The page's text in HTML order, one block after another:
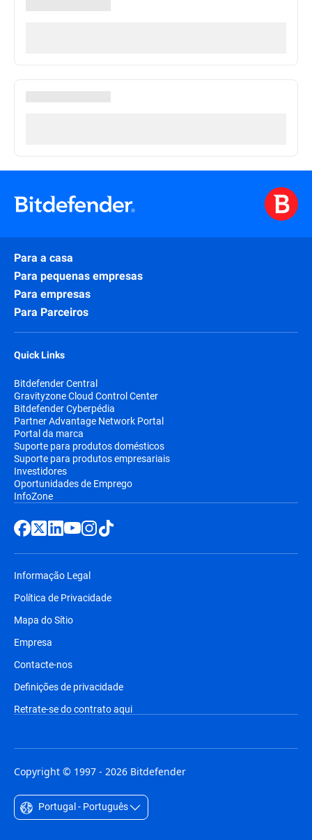
Para a casa
Para pequenas empresas
Para empresas
Para Parceiros
Quick Links
Bitdefender Central
Gravityzone Cloud Control Center
Bitdefender Cyberpédia
Partner Advantage Network Portal
Portal da marca
Suporte para produtos domésticos
Suporte para produtos empresariais
Investidores
Oportunidades de Emprego
InfoZone
Informação Legal
Política de Privacidade
Mapa do Sítio
Empresa
Contacte-nos
Definições de privacidade
Retrate-se do contrato aqui
Copyright © 1997 - 2026 Bitdefender
Portugal - Português